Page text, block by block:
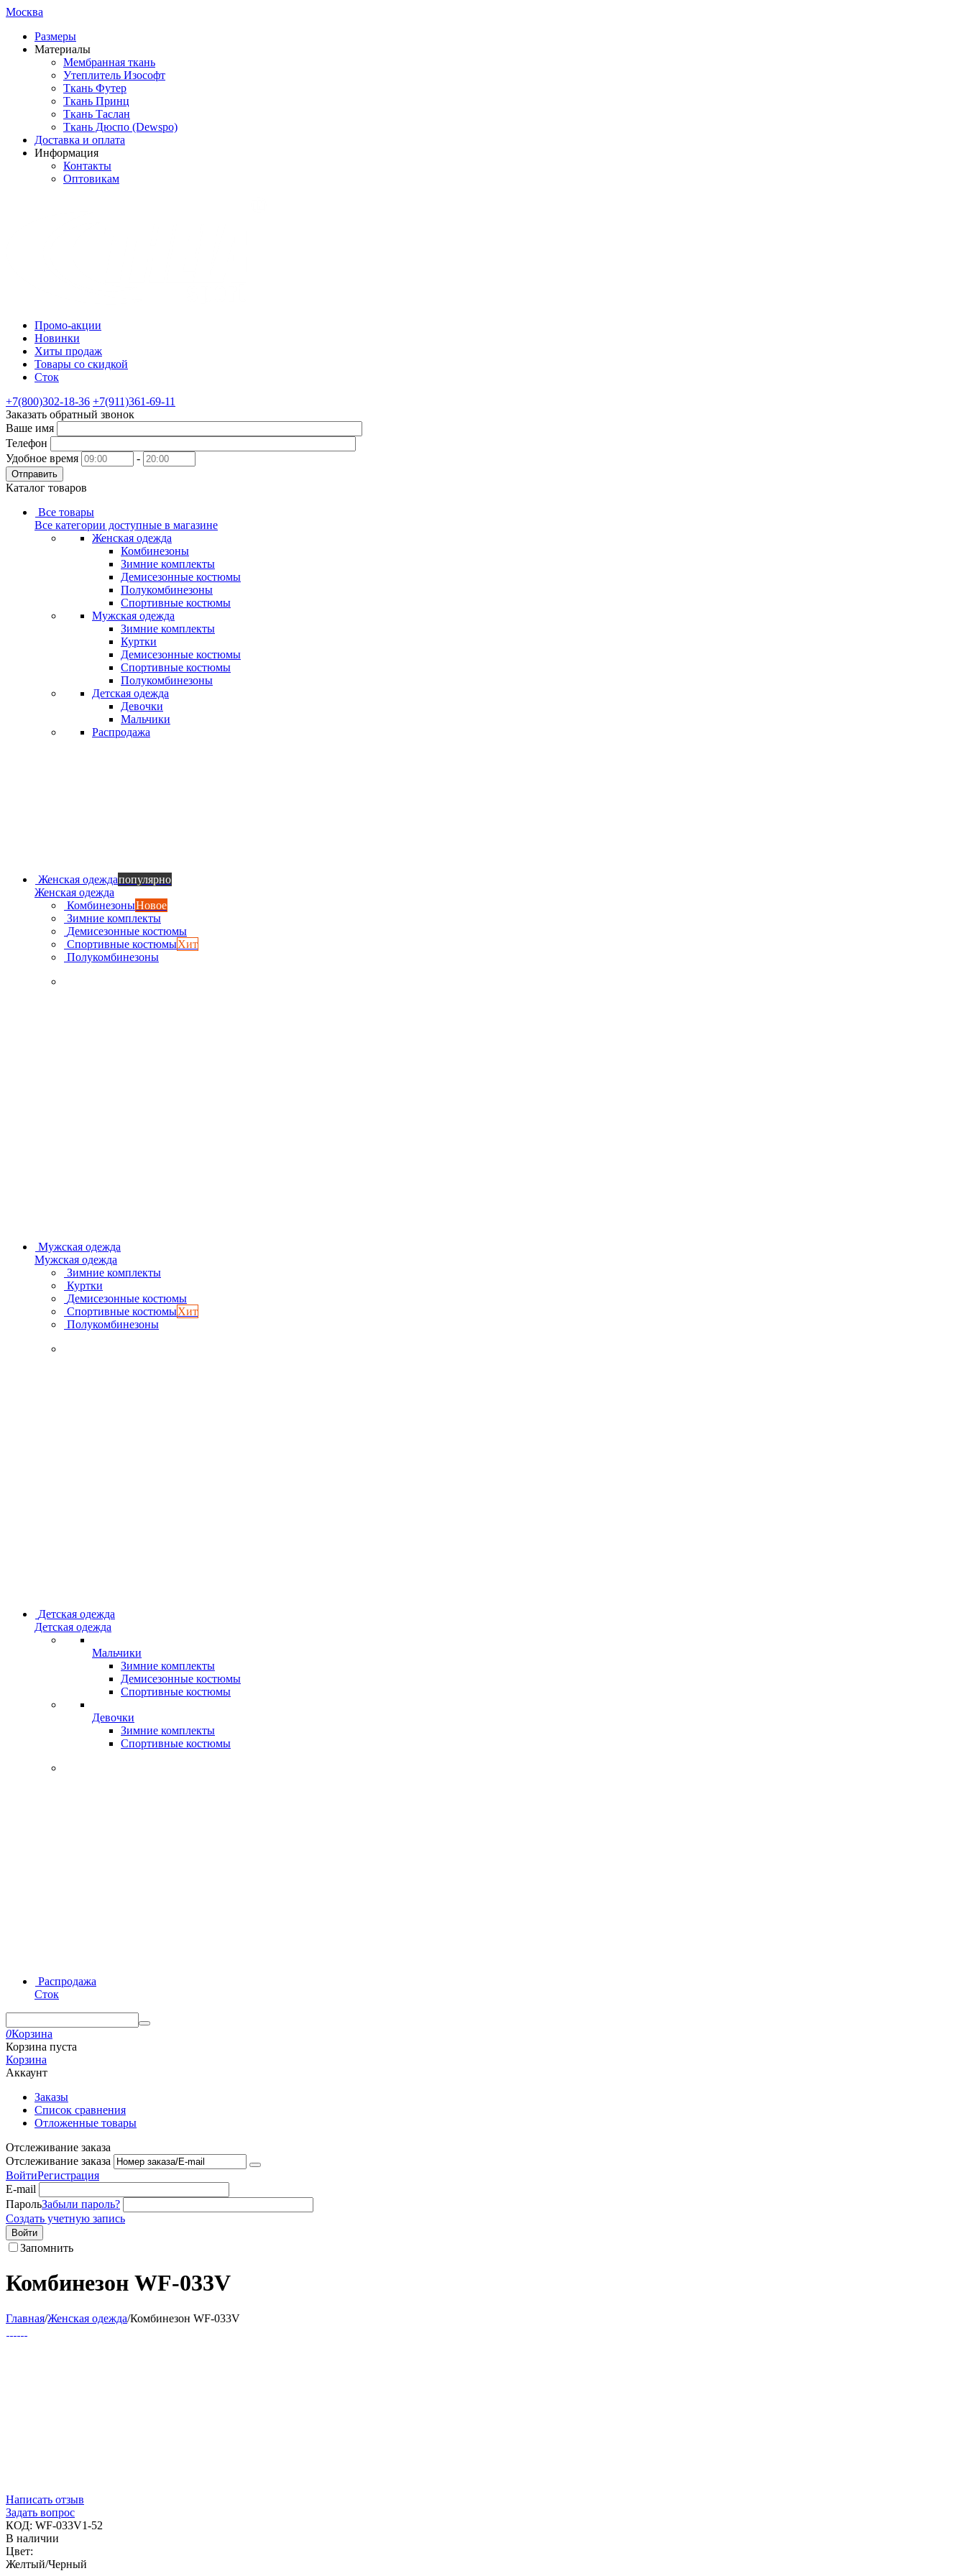
Москва
Размеры
Материалы
Мембранная ткань
Утеплитель Изософт
Ткань Футер
Ткань Принц
Ткань Таслан
Ткань Дюспо (Dewspo)
Доставка и оплата
Информация
Контакты
Оптовикам
Промо-акции
Новинки
Хиты продаж
Товары со скидкой
Сток
+7(800)302-18-36 +7(911)361-69-11
Заказать обратный звонок
Ваше имя
Телефон
Удобное время
-
Отправить
Каталог товаров
Все товары
Все категории доступные в магазине
Женская одежда
Комбинезоны
Зимние комплекты
Демисезонные костюмы
Полукомбинезоны
Спортивные костюмы
Мужская одежда
Зимние комплекты
Куртки
Демисезонные костюмы
Спортивные костюмы
Полукомбинезоны
Детская одежда
Девочки
Мальчики
Распродажа
Женская одеждапопулярно
Женская одежда
КомбинезоныНовое
Зимние комплекты
Демисезонные костюмы
Спортивные костюмыХит
Полукомбинезоны
Мужская одежда
Мужская одежда
Зимние комплекты
Куртки
Демисезонные костюмы
Спортивные костюмыХит
Полукомбинезоны
Детская одежда
Детская одежда
Мальчики
Зимние комплекты
Демисезонные костюмы
Спортивные костюмы
Девочки
Зимние комплекты
Спортивные костюмы
Распродажа
Сток
0Корзина
Корзина пуста
Корзина
Аккаунт
Заказы
Список сравнения
Отложенные товары
Отслеживание заказа
Отслеживание заказа
ВойтиРегистрация
E-mail
ПарольЗабыли пароль?
Создать учетную запись
Войти
Запомнить
Комбинезон WF-033V
Главная/Женская одежда/Комбинезон WF-033V
Написать отзыв
Задать вопрос
КОД: WF-033V1-52
В наличии
Цвет:
Желтый/Черный